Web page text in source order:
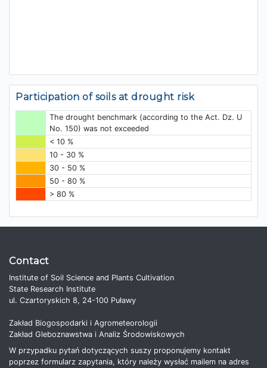
Participation of soils at drought risk
The drought benchmark (according to the Act. Dz. U
No. 150) was not exceeded
< 10 %
10 - 30 %
30 - 50 %
50 - 80 %
> 80 %
Contact
Institute of Soil Science and Plants Cultivation
State Research Institute
ul. Czartoryskich 8, 24-100 Puławy
Zakład Biogospodarki i Agrometeorologii
Zakład Gleboznawstwa i Analiz Środowiskowych
W przypadku pytań dotyczących suszy proponujemy kontakt
poprzez formularz zapytania, który należy wysłać mailem na adres